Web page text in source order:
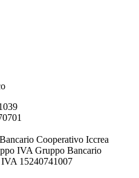
Cooperativo Iccrea
IVA Gruppo Bancario
15240741007